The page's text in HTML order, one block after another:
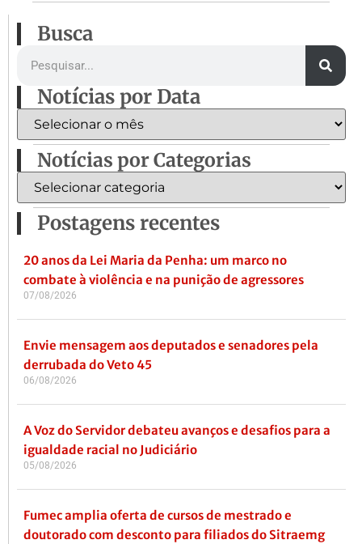
Busca
Notícias por Data
Notícias por Categorias
Postagens recentes
20 anos da Lei Maria da Penha: um marco no
combate à violência e na punição de agressores
07/08/2026
Envie mensagem aos deputados e senadores pela
derrubada do Veto 45
06/08/2026
A Voz do Servidor debateu avanços e desafios para a
igualdade racial no Judiciário
05/08/2026
Fumec amplia oferta de cursos de mestrado e
doutorado com desconto para filiados do Sitraemg